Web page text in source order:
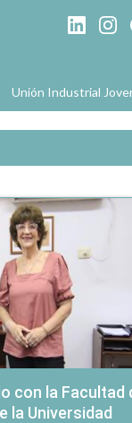
Unión Industrial
con la Facultad
la Universidad